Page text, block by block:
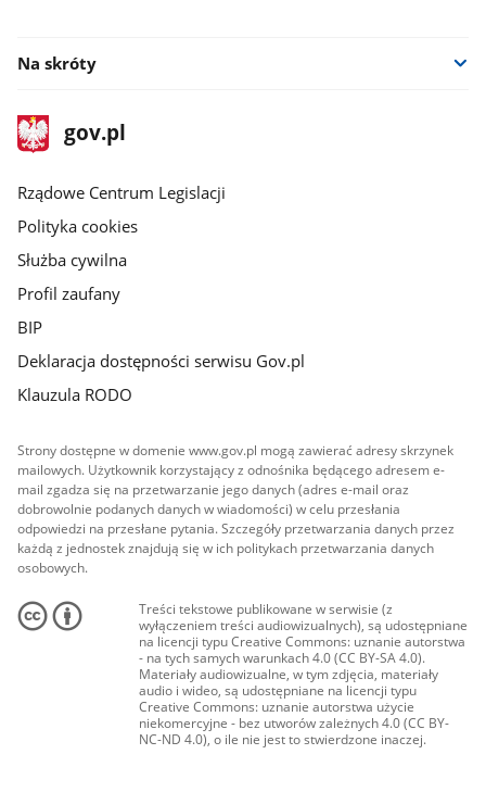
Na skróty
stopka
gov.plStrona
gov.pl
Rządowe Centrum Legislacji
Polityka cookies
Służba cywilna
Profil zaufany
BIP
Deklaracja dostępności serwisu Gov.pl
Klauzula RODO
Strony dostępne w domenie www.gov.pl mogą zawierać adresy skrzynek
mailowych. Użytkownik korzystający z odnośnika będącego adresem e-
mail zgadza się na przetwarzanie jego danych (adres e-mail oraz
dobrowolnie podanych danych w wiadomości) w celu przesłania
odpowiedzi na przesłane pytania. Szczegóły przetwarzania danych przez
każdą z jednostek znajdują się w ich politykach przetwarzania danych
osobowych.
Treści tekstowe publikowane w serwisie (z
wyłączeniem treści audiowizualnych), są udostępniane
na licencji typu Creative Commons: uznanie autorstwa
- na tych samych warunkach 4.0 (CC BY-SA 4.0).
Materiały audiowizualne, w tym zdjęcia, materiały
audio i wideo, są udostępniane na licencji typu
Creative Commons: uznanie autorstwa użycie
niekomercyjne - bez utworów zależnych 4.0 (CC BY-
NC-ND 4.0), o ile nie jest to stwierdzone inaczej.